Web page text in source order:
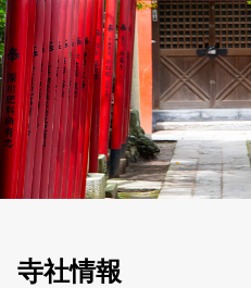
寺社情報